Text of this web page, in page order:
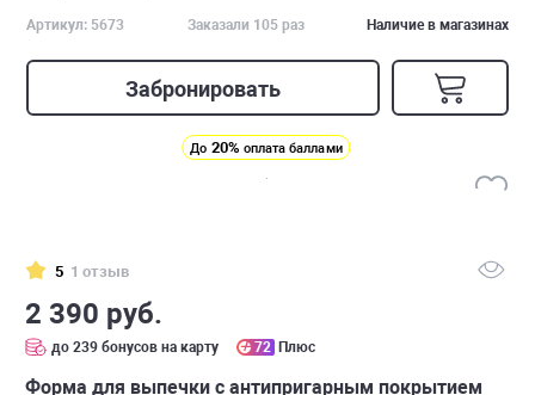
Артикул: 5673 Заказали 105 раз Наличие в магазинах
Забронировать
До 20% оплата баллами
5 1 отзыв
2 390 руб.
до 239 бонусов на карту 72 Плюс
Форма для выпечки с антипригарным покрытием